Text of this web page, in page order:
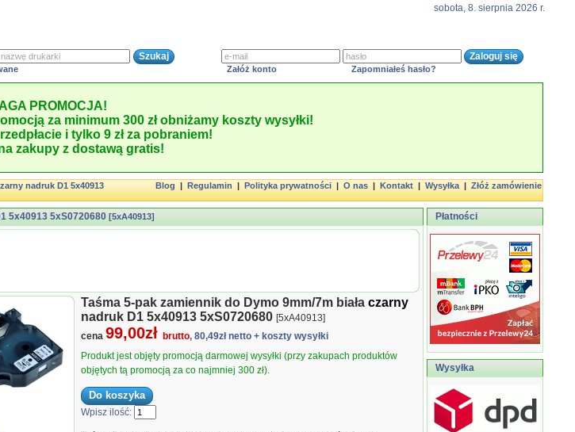
sobota, 8. sierpnia 2026 r.
Załóż konto Zapomniałeś hasło?
PROMOCJA!
za minimum 300 zł obniżamy koszty wysyłki!
i tylko 9 zł za pobraniem!
zakupy z dostawą gratis!
nadruk D1 5x40913
Blog|Regulamin|Polityka prywatności|O nas|Kontakt|Wysyłka|Złóż zamówienie
5x40913 5xS0720680 [5xA40913]
Taśma 5-pak zamiennik do Dymo 9mm/7m biała czarny
nadruk D1 5x40913 5xS0720680 [5xA40913]
cena 99,00zł brutto, 80,49zł netto + koszty wysyłki
Produkt jest objęty promocją darmowej wysyłki (przy zakupach produktów
objętych tą promocją za co najmniej 300 zł).
Wpisz ilość:
Płatności
Wysyłka